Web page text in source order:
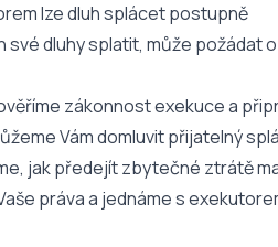
lze dluh splácet postupně
dluhy splatit, může požádat
zákonnost exekuce a
Vám domluvit přijatelný
jak předejít zbytečné ztrátě
práva a jednáme s